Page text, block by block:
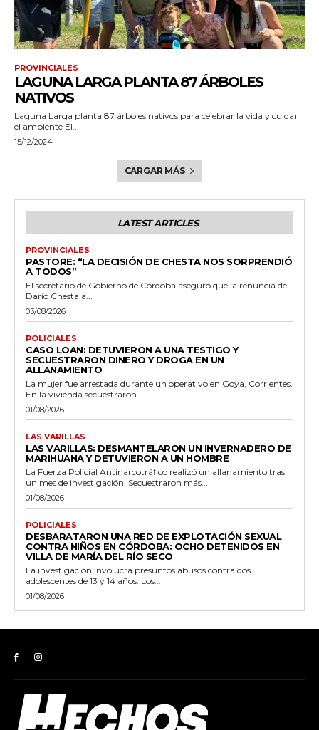
PROVINCIALES
LAGUNA LARGA PLANTA 87 ÁRBOLES
NATIVOS
Laguna Larga planta 87 árboles nativos para celebrar la vida y cuidar
el ambiente El...
15/12/2024
CARGAR MÁS
LATEST ARTICLES
PROVINCIALES
PASTORE: “LA DECISIÓN DE CHESTA NOS SORPRENDIÓ
A TODOS”
El secretario de Gobierno de Córdoba aseguró que la renuncia de
Darío Chesta a...
03/08/2026
POLICIALES
CASO LOAN: DETUVIERON A UNA TESTIGO Y
SECUESTRARON DINERO Y DROGA EN UN
ALLANAMIENTO
La mujer fue arrestada durante un operativo en Goya, Corrientes.
En la vivienda secuestraron...
01/08/2026
LAS VARILLAS
LAS VARILLAS: DESMANTELARON UN INVERNADERO DE
MARIHUANA Y DETUVIERON A UN HOMBRE
La Fuerza Policial Antinarcotráfico realizó un allanamiento tras
un mes de investigación. Secuestraron más...
01/08/2026
POLICIALES
DESBARATARON UNA RED DE EXPLOTACIÓN SEXUAL
CONTRA NIÑOS EN CÓRDOBA: OCHO DETENIDOS EN
VILLA DE MARÍA DEL RÍO SECO
La investigación involucra presuntos abusos contra dos
adolescentes de 13 y 14 años. Los...
01/08/2026